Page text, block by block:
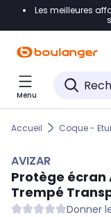
Accéder
Accéder
Accéder
Les meilleures
Menu
Accueil Coque -
AVIZAR
Protège écran
Trempé
Donner